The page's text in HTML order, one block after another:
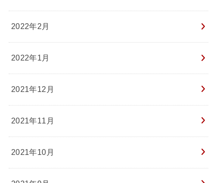
2022年2月
2022年1月
2021年12月
2021年11月
2021年10月